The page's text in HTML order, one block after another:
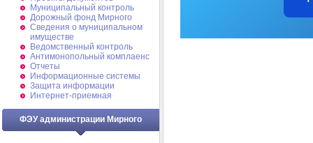
Муниципальный контроль
Дорожный фонд Мирного
Cведения о муниципальном
имуществе
Ведомственный контроль
Антимонопольный комплаенс
Отчеты
Информационные системы
Защита информации
Интернет-приемная
ФЭУ администрации Мирного